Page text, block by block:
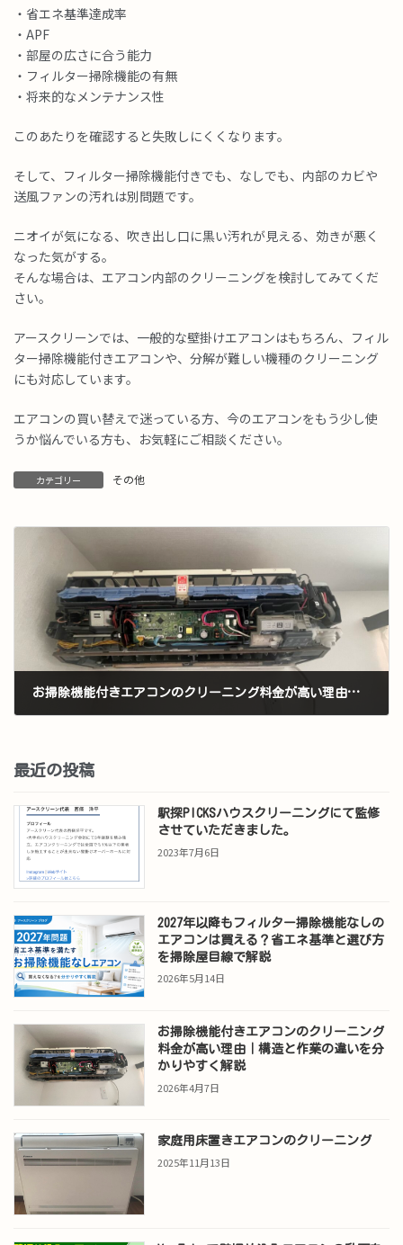
・省エネ基準達成率
・APF
・部屋の広さに合う能力
・フィルター掃除機能の有無
・将来的なメンテナンス性
このあたりを確認すると失敗しにくくなります。
そして、フィルター掃除機能付きでも、なしでも、内部のカビや
送風ファンの汚れは別問題です。
ニオイが気になる、吹き出し口に黒い汚れが見える、効きが悪く
なった気がする。
そんな場合は、エアコン内部のクリーニングを検討してみてくだ
さい。
アースクリーンでは、一般的な壁掛けエアコンはもちろん、フィル
ター掃除機能付きエアコンや、分解が難しい機種のクリーニング
にも対応しています。
エアコンの買い替えで迷っている方、今のエアコンをもう少し使
うか悩んでいる方も、お気軽にご相談ください。
カテゴリー その他
お掃除機能付きエアコンのクリーニング料金が高い理由｜構造と作業の違いを分かりやすく解説
最近の投稿
駅探PICKSハウスクリーニングにて監修
させていただきました。
2023年7月6日
2027年以降もフィルター掃除機能なしの
エアコンは買える？省エネ基準と選び方
を掃除屋目線で解説
2026年5月14日
お掃除機能付きエアコンのクリーニング
料金が高い理由｜構造と作業の違いを分
かりやすく解説
2026年4月7日
家庭用床置きエアコンのクリーニング
2025年11月13日